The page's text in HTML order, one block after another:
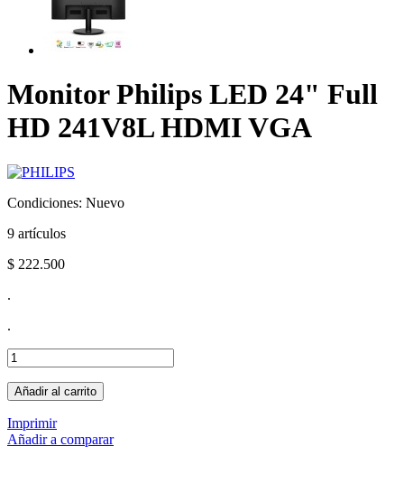
Monitor Philips LED 24" Full
HD 241V8L HDMI VGA
Condiciones: Nuevo
9 artículos
$ 222.500
.
.
Añadir al carrito
Imprimir
Añadir a comparar